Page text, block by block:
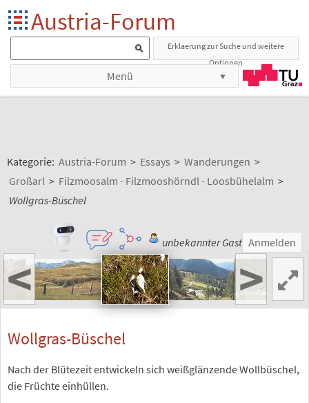
Austria-Forum
Erklaerung zur Suche und weitere
Optionen
Menü
Kategorie: Austria-Forum > Essays > Wanderungen >
Großarl > Filzmoosalm - Filzmooshörndl - Loosbühelalm >
Wollgras-Büschel
unbekannter Gast Anmelden
< >
Wollgras-Büschel
Nach der Blütezeit entwickeln sich weißglänzende Wollbüschel,
die Früchte einhüllen.